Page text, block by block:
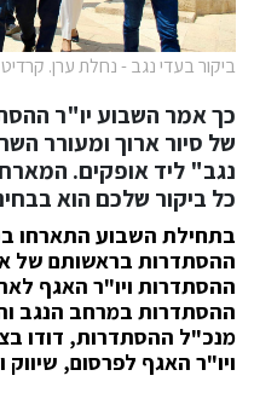
ביקור בעדי נגב - נחלת ערן.
כך אמר השבוע יו"ר
של סיור ארוך ומעורר
נגב" ליד אופקים. המארח
כל ביקור שלכם הוא
בתחילת השבוע התארחו
ההסתדרות בראשותם של
ההסתדרות ויו"ר האגף
ההסתדרות במרחב הנגב
מנכ"ל ההסתדרות, דודו
ויו"ר האגף לפרסום, שיווק